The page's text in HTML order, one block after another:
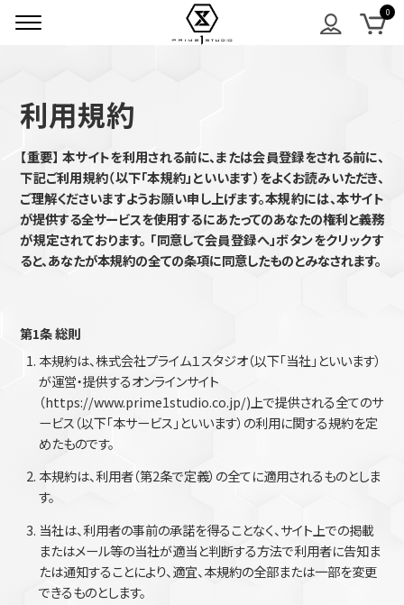
利用規約
【重要】 本サイトを利用される前に、または会員登録をされる前に、
下記ご利用規約（以下「本規約」といいます）をよくお読みいただき、
ご理解くださいますようお願い申し上げます。本規約には、本サイト
が提供する全サービスを使用するにあたってのあなたの権利と義務
が規定されております。 「同意して会員登録へ」ボタンをクリックす
ると、あなたが本規約の全ての条項に同意したものとみなされます。
第1条 総則
本規約は、株式会社プライム１スタジオ（以下「当社」といいます）
が運営・提供するオンラインサイト
（https://www.prime1studio.co.jp/) 上で提供される全てのサ
ービス（以下「本サービス」といいます）の利用に関する規約を定
めたものです。
本規約は、利用者（第2条で定義）の全てに適用されるものとしま
す。
当社は、利用者の事前の承諾を得ることなく、サイト上での掲載
またはメール等の当社が適当と判断する方法で利用者に告知ま
たは通知することにより、適宜、本規約の全部または一部を変更
できるものとします。